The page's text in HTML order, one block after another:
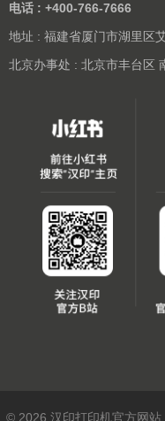
电话 : +400-766-7666
地址 : 福建省厦门市湖里区
北京办事处 : 北京市丰台区
© 2026 汉印打印机官方网